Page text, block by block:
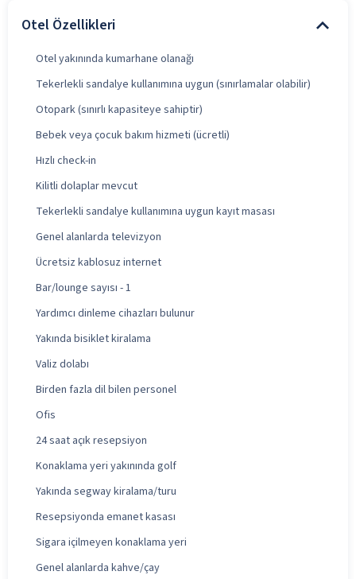
Otel Özellikleri
Otel yakınında kumarhane olanağı
Tekerlekli sandalye kullanımına uygun (sınırlamalar olabilir)
Otopark (sınırlı kapasiteye sahiptir)
Bebek veya çocuk bakım hizmeti (ücretli)
Hızlı check-in
Kilitli dolaplar mevcut
Tekerlekli sandalye kullanımına uygun kayıt masası
Genel alanlarda televizyon
Ücretsiz kablosuz internet
Bar/lounge sayısı - 1
Yardımcı dinleme cihazları bulunur
Yakında bisiklet kiralama
Valiz dolabı
Birden fazla dil bilen personel
Ofis
24 saat açık resepsiyon
Konaklama yeri yakınında golf
Yakında segway kiralama/turu
Resepsiyonda emanet kasası
Sigara içilmeyen konaklama yeri
Genel alanlarda kahve/çay